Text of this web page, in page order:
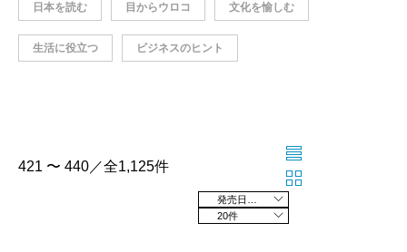
日本を読む 目からウロコ 文化を愉しむ
生活に役立つ ビジネスのヒント
421 〜 440／全1,125件
20件